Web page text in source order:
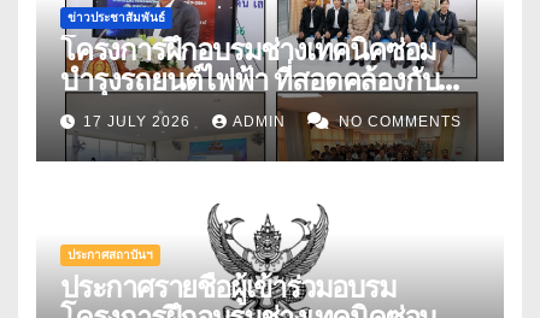
ข่าวประชาสัมพันธ์
โครงการฝึกอบรมช่างเทคนิคซ่อม
บำรุงรถยนต์ไฟฟ้า ที่สอดคล้องกับ
มาตรฐานอาชีพและคุณวุฒิวิชาชีพ
สาขายานยนต์ไฟฟ้า อาชีพช่าง
เทคนิคซ่อมบำรุงรถยนต์ไฟฟ้า ระดับ
๓ (EV Maintenance
Technician Level ๓) รุ่นที่ ๑
17 JULY 2026 ADMIN NO COMMENTS
ประกาศสถาบันฯ
ประกาศรายชื่อผู้เข้าร่วมอบรม